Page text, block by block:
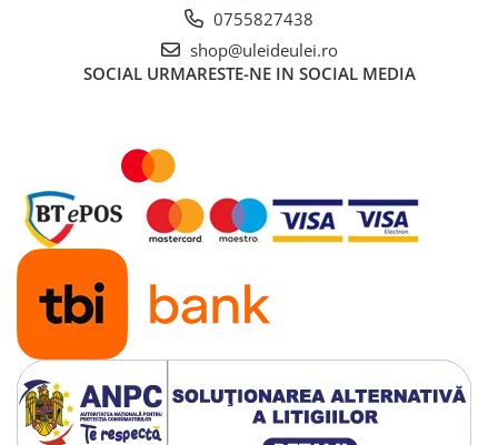
■ Ulei motor TOTAL
■ Ulei motor METABOND
■ Ulei motor MANNOL
■ Ulei motor KROON
■ Ulei motor KROSS
■ Ulei motor SELENIA
■ Ulei motor CYCLON
■ Ulei motor OEM
Ulei motor DACIA
Ulei motor RENAULT
0755827438
shop@uleideulei.ro
SOCIAL URMARESTE-NE IN SOCIAL MEDIA